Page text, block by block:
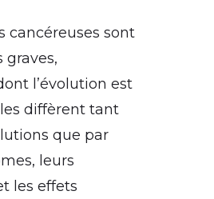
cancéreuses sont
graves,
l’évolution est
diffèrent tant
que par
leurs
les effets